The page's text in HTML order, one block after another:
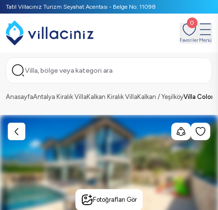
Tatil Villacınız Turizm Seyahat Acentası - Belge No: 11098
0
FavorilerMenü
Villa, bölge veya kategori ara
AnasayfaAntalya Kiralık VillaKalkan Kiralık VillaKalkan / YeşilköyVilla
Fotoğrafları Gör